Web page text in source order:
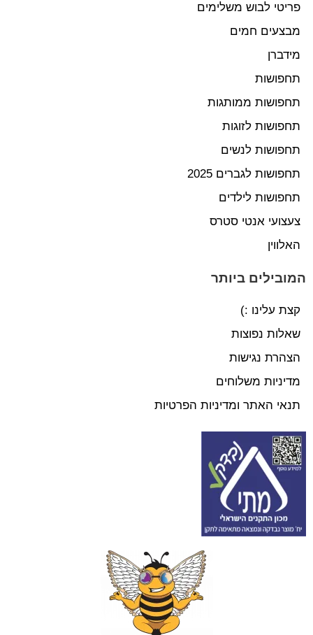
פריטי לבוש משלימים
מבצעים חמים
מידברן
תחפושות
תחפושות ממותגות
תחפושות לזוגות
תחפושות לנשים
תחפושות לגברים 2025
תחפושות לילדים
צעצועי אנטי סטרס
האלווין
המובילים ביותר
קצת עלינו :)
שאלות נפוצות
הצהרת נגישות
מדיניות משלוחים
תנאי האתר ומדיניות הפרטיות